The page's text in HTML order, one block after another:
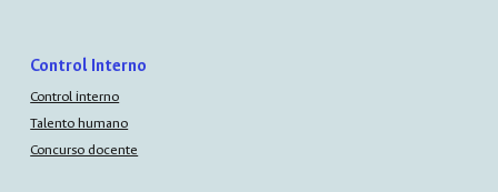
Control Interno
Control interno
Talento humano
Concurso docente